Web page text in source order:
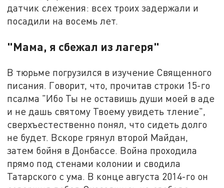
датчик слежения: всех троих задержали и
посадили на восемь лет.
"Мама, я сбежал из лагеря"
В тюрьме погрузился в изучение Священного
писания. Говорит, что, прочитав строки 15-го
псалма "Ибо Ты не оставишь души моей в аде
и не дашь святому Твоему увидеть тление",
сверхъестественно понял, что сидеть долго
не будет. Вскоре грянул второй Майдан,
затем бойня в Донбассе. Война проходила
прямо под стенами колонии и сводила
Татарского с ума. В конце августа 2014-го он